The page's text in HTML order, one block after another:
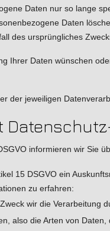
Daten nur so lange
Daten
des ursprüngliches
Ihrer Daten wünschen
der jeweiligen
informieren wir Sie
15 DSGVO ein
zu erfahren:
wir die Verarbeitung
also die Arten von